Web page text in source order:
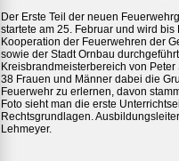
Der Erste Teil der neuen
startete am 25. Februar und wird
Kooperation der Feuerwehren der
sowie der Stadt Ornbau
Kreisbrandmeisterbereich von
38 Frauen und Männer dabei die
Feuerwehr zu erlernen, davon
Foto sieht man die erste
Rechtsgrundlagen.
Lehmeyer.